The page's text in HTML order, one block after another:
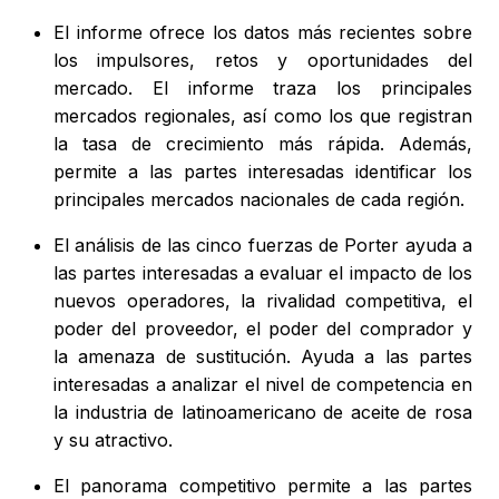
El informe ofrece los datos más recientes sobre
los impulsores, retos y oportunidades del
mercado. El informe traza los principales
mercados regionales, así como los que registran
la tasa de crecimiento más rápida. Además,
permite a las partes interesadas identificar los
principales mercados nacionales de cada región.
El análisis de las cinco fuerzas de Porter ayuda a
las partes interesadas a evaluar el impacto de los
nuevos operadores, la rivalidad competitiva, el
poder del proveedor, el poder del comprador y
la amenaza de sustitución. Ayuda a las partes
interesadas a analizar el nivel de competencia en
la industria de latinoamericano de aceite de rosa
y su atractivo.
El panorama competitivo permite a las partes